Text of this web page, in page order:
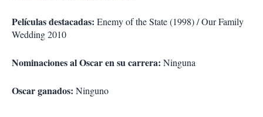
Películas destacadas: Enemy of the State (1998) / Our Family
Wedding 2010
Nominaciones al Oscar en su carrera: Ninguna
Oscar ganados: Ninguno